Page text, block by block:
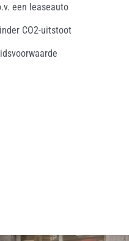
een leaseauto
CO2-uitstoot